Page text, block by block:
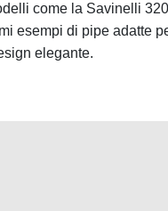
come la Savinelli
esempi di pipe adatte
elegante.